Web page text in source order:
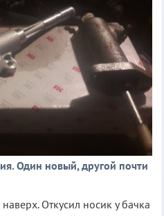
Один новый, другой почти
Откусил носик у бачка